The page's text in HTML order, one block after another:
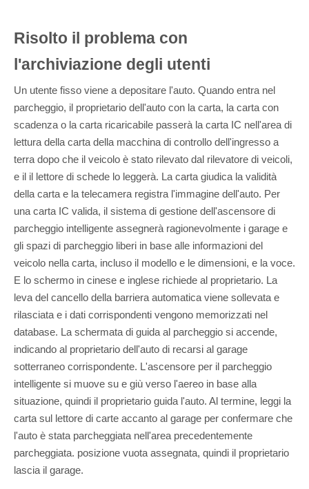
Risolto il problema con
l'archiviazione degli utenti
Un utente fisso viene a depositare l'auto. Quando entra nel
parcheggio, il proprietario dell'auto con la carta, la carta con
scadenza o la carta ricaricabile passerà la carta IC nell'area di
lettura della carta della macchina di controllo dell'ingresso a
terra dopo che il veicolo è stato rilevato dal rilevatore di veicoli,
e il il lettore di schede lo leggerà. La carta giudica la validità
della carta e la telecamera registra l'immagine dell'auto. Per
una carta IC valida, il sistema di gestione dell'ascensore di
parcheggio intelligente assegnerà ragionevolmente i garage e
gli spazi di parcheggio liberi in base alle informazioni del
veicolo nella carta, incluso il modello e le dimensioni, e la voce.
E lo schermo in cinese e inglese richiede al proprietario. La
leva del cancello della barriera automatica viene sollevata e
rilasciata e i dati corrispondenti vengono memorizzati nel
database. La schermata di guida al parcheggio si accende,
indicando al proprietario dell'auto di recarsi al garage
sotterraneo corrispondente. L'ascensore per il parcheggio
intelligente si muove su e giù verso l'aereo in base alla
situazione, quindi il proprietario guida l'auto. Al termine, leggi la
carta sul lettore di carte accanto al garage per confermare che
l'auto è stata parcheggiata nell'area precedentemente
parcheggiata. posizione vuota assegnata, quindi il proprietario
lascia il garage.